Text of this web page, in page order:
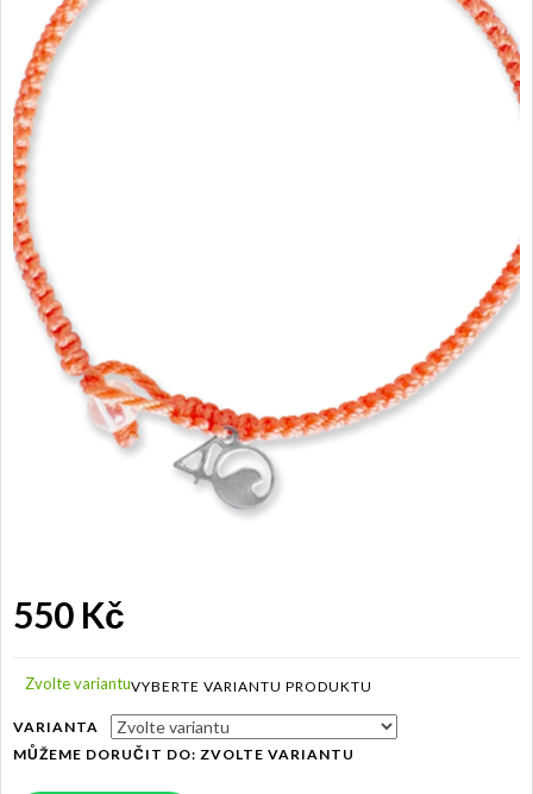
550 Kč
cena:
Zvolte variantu
VARIANTA
MŮŽEME DORUČIT DO: ZVOLTE VARIANTU